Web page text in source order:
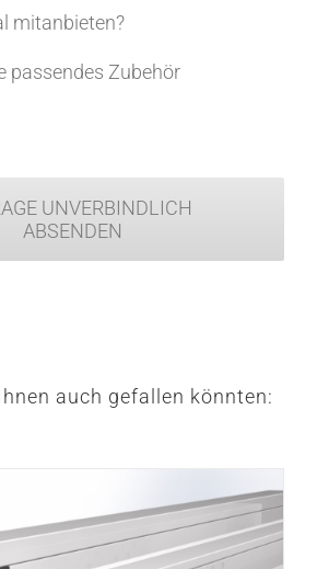
mitanbieten?
passendes Zubehör
UNVERBINDLICH
ABSENDEN
auch gefallen könnten: